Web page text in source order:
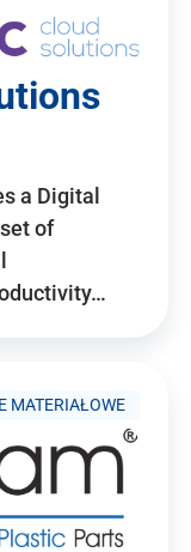
a Digital
of
MATERIAŁOWE